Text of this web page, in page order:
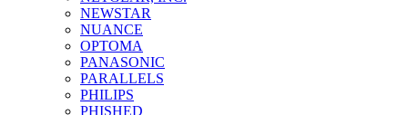
NEWSTAR
NUANCE
OPTOMA
PANASONIC
PARALLELS
PHILIPS
PHISHED